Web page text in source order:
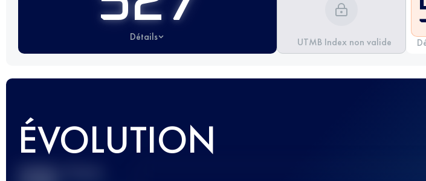
Détails UTMB Index non valide
ÉVOLUTION
Meilleur Score